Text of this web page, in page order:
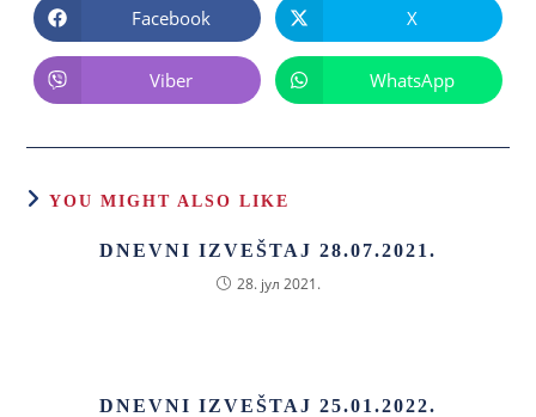
Facebook X
Viber WhatsApp
YOU MIGHT ALSO LIKE
DNEVNI IZVEŠTAJ 28.07.2021.
28. јул 2021.
DNEVNI IZVEŠTAJ 25.01.2022.